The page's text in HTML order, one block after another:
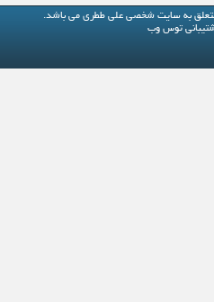
بهسایت شخصی علی ططری می باشد.
توس وب